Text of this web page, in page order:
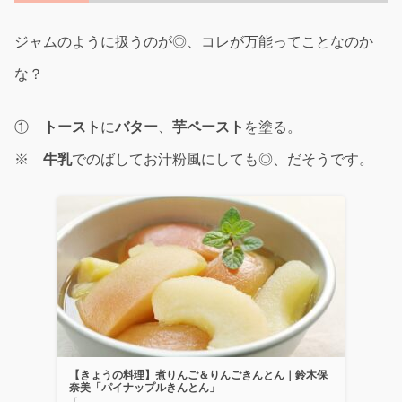
ジャムのように扱うのが◎、コレが万能ってことなのか
な？
① トースト にバター 芋ペースト を塗る。
※ 牛乳でのばしてお汁粉風にしても◎、だそうです。
【きょうの料理】煮りんご＆りんごきんとん｜鈴木保
奈美「パイナップルきんとん」